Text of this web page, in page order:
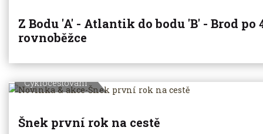
Z Bodu 'A' - Atlantik do bodu 'B' - Brod po
rovnoběžce
Cyklocestování
Šnek první rok na cestě